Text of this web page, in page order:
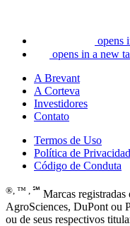
opens
opens in a new
A Brevant
A Corteva
Investidores
Contato
Termos de Uso
Política de
Código de Conduta
®, ™ , ℠ Marcas
AgroSciences, DuPont ou
ou de seus respectivos